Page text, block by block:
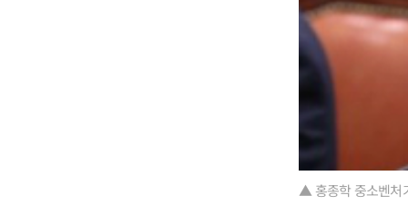
▲ 홍종학 중소벤처